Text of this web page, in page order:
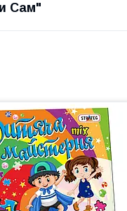
Сам"